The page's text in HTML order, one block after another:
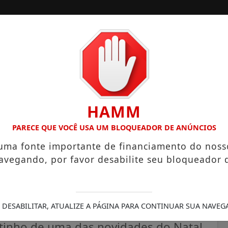
CAMPINAS LITORAL PAULISTA
UNE ALTA PRODUTIVIDADE E CHARME COLONIAL
faz parada no
HAMM
PARECE QUE VOCÊ USA UM BLOQUEADOR DE ANÚNCIOS
fonte importante de financiamento do
por favor desabilite seu bloqueador
DESABILITAR, ATUALIZE A PÁGINA PARA CONTINUAR SUA